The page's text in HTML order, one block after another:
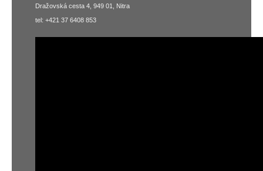
Dražovská cesta 4, 949 01, Nitra
tel: +421 37 6408 853